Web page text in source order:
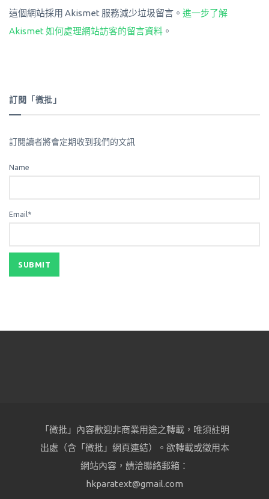
這個網站採用 Akismet 服務減少垃圾留言。 進一步了解
Akismet 如何處理網站訪客的留言資料 。
訂閱「微批」
訂閱讀者將會定期收到我們的文訊
Name
Email*
「微批」內容歡迎非商業用途之轉載，唯須註明
出處（含「微批」網頁連結）。欲轉載或徵用本
網站內容，請洽聯絡郵箱：
hkparatext@gmail.com